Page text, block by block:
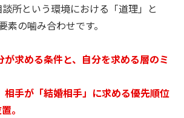
所という環境における「道理」と
素の噛み合わせです。
が求める条件と、自分を求める層のミ
相手が「結婚相手」に求める優先順位
。